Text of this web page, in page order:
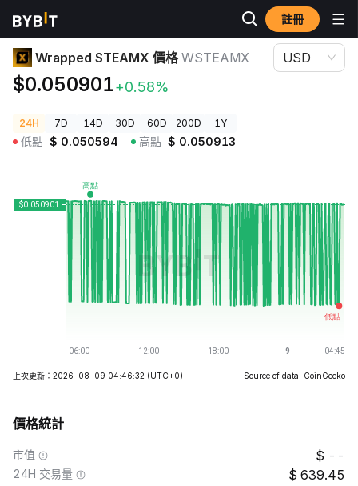
註冊
加密貨幣價格 Wrapped STEAMX 價格 WSTEAMX
Wrapped STEAMX 價格 WSTEAMX
$0.050901+0.58%
USD
24H 7D 14D 30D 60D 200D 1Y
低點 $ 0.050594 高點 $ 0.050913
上次更新：2026-08-09 04:46:32 (UTC+0) Source of data: CoinGecko
價格統計
市值 --
24H 交易量 639.45